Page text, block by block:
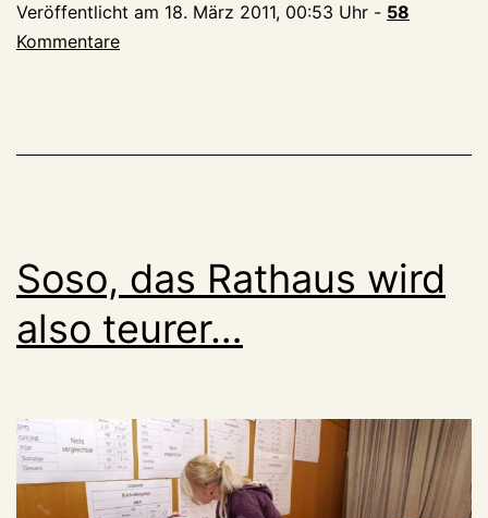
wäre
vermutlich
Veröffentlicht am 18. März 2011, 00:53 Uhr - 58
Kommentare
Soso, das Rathaus wird
also teurer…